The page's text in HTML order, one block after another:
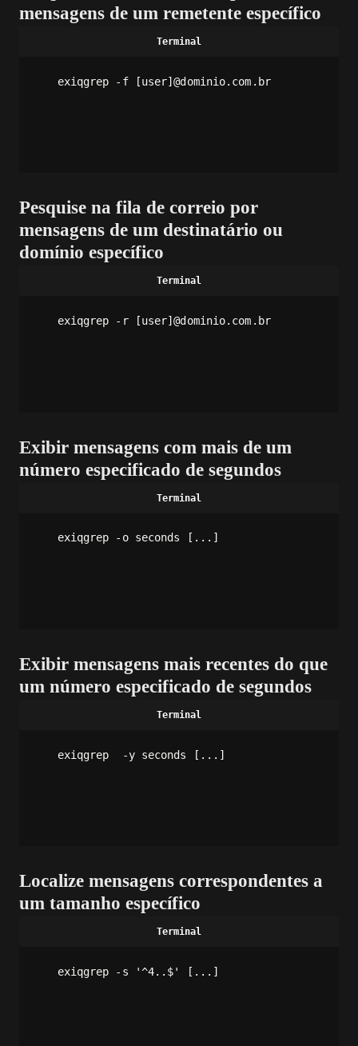
mensagens de um remetente específico
exiqgrep -f [user]@dominio.com.br
Pesquise na fila de correio por
mensagens de um destinatário ou
domínio específico
exiqgrep -r [user]@dominio.com.br
Exibir mensagens com mais de um
número especificado de segundos
exiqgrep -o seconds [...]
Exibir mensagens mais recentes do que
um número especificado de segundos
exiqgrep  -y seconds [...]
Localize mensagens correspondentes a
um tamanho específico
exiqgrep -s '^4..$' [...]